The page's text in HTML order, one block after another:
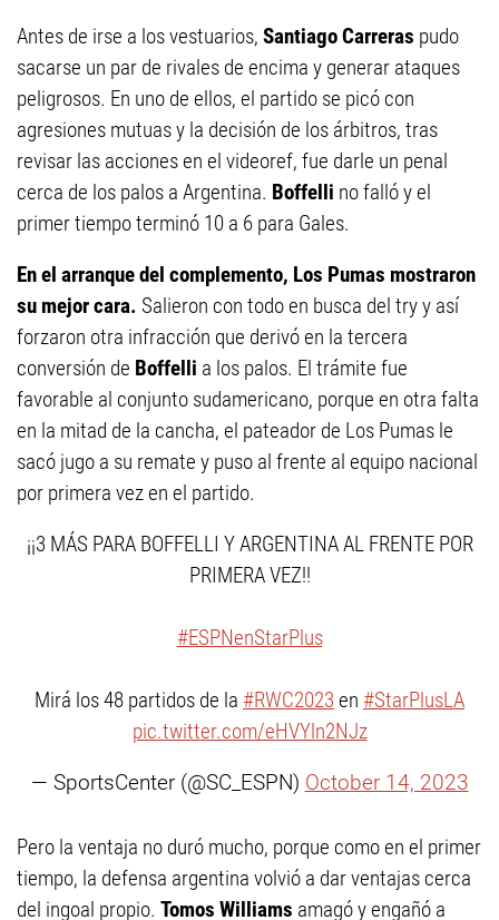
Antes de irse a los vestuarios, Santiago Carreras pudo
sacarse un par de rivales de encima y generar ataques
peligrosos. En uno de ellos, el partido se picó con
agresiones mutuas y la decisión de los árbitros, tras
revisar las acciones en el videoref, fue darle un penal
cerca de los palos a Argentina. Boffelli no falló y el
primer tiempo terminó 10 a 6 para Gales.
En el arranque del complemento, Los Pumas mostraron
su mejor cara. Salieron con todo en busca del try y así
forzaron otra infracción que derivó en la tercera
conversión de Boffelli a los palos. El trámite fue
favorable al conjunto sudamericano, porque en otra falta
en la mitad de la cancha, el pateador de Los Pumas le
sacó jugo a su remate y puso al frente al equipo nacional
por primera vez en el partido.
¡¡3 MÁS PARA BOFFELLI Y ARGENTINA AL FRENTE POR
PRIMERA VEZ!!
#ESPNenStarPlus
Mirá los 48 partidos de la #RWC2023 en #StarPlusLA
pic.twitter.com/eHVYln2NJz
— SportsCenter (@SC_ESPN) October 14, 2023
Pero la ventaja no duró mucho, porque como en el primer
tiempo, la defensa argentina volvió a dar ventajas cerca
del ingoal propio. Tomos Williams amagó y engañó a